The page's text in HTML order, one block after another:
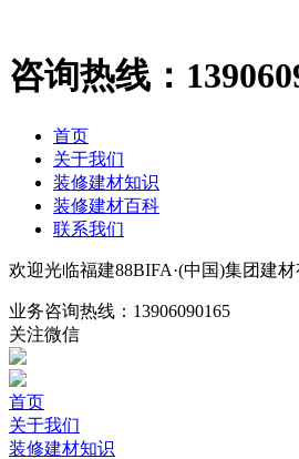
咨询热线：
首页
关于我们
装修建材知识
装修建材百科
联系我们
欢迎光临福建88BIFA·(中国)集团建材
业务咨询热线： 13906090165
关注微信
首页
关于我们
装修建材知识